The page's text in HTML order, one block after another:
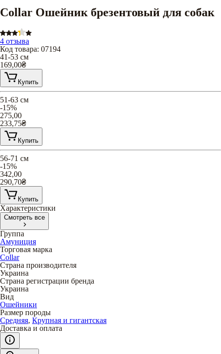
Collar Ошейник брезентовый для собак
4 отзыва
Код товара: 07194
41-53 см
169,00₴
Купить
51-63 см
-15%
275,00
233,75₴
Купить
56-71 см
-15%
342,00
290,70₴
Купить
Характеристики
Смотреть все
Группа
Амуниция
Торговая марка
Collar
Страна производителя
Украина
Страна регистрации бренда
Украина
Вид
Ошейники
Размер породы
Средняя, Крупная и гигантская
Доставка и оплата